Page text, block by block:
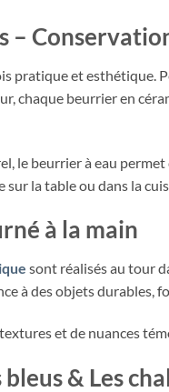
–
pratique et esthétique.
chaque beurrier en
le beurrier à eau
la table ou dans la
à la main
sont réalisés au tour
à des objets durables,
et de nuances
& Les